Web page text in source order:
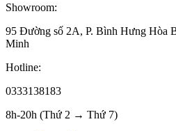
Showroom:
95 Đường số 2A, P. Bình Hưng Hòa
Minh
Hotline:
0333138183
8h-20h (Thứ 2 → Thứ 7)